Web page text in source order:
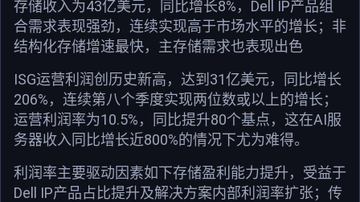
存储收入为43亿美元，同比增长8%，Dell IP产品组
合需求表现强劲，连续实现高于市场水平的增长；非
结构化存储增速最快，主存储需求也表现出色
ISG运营利润创历史新高，达到31亿美元，同比增长
206%，连续第八个季度实现两位数或以上的增长；
运营利润率为10.5%，同比提升80个基点，这在AI服
务器收入同比增长近800%的情况下尤为难得。
利润率主要驱动因素如下存储盈利能力提升，受益于
Dell IP产品占比提升及解决方案内部利润率扩张；传